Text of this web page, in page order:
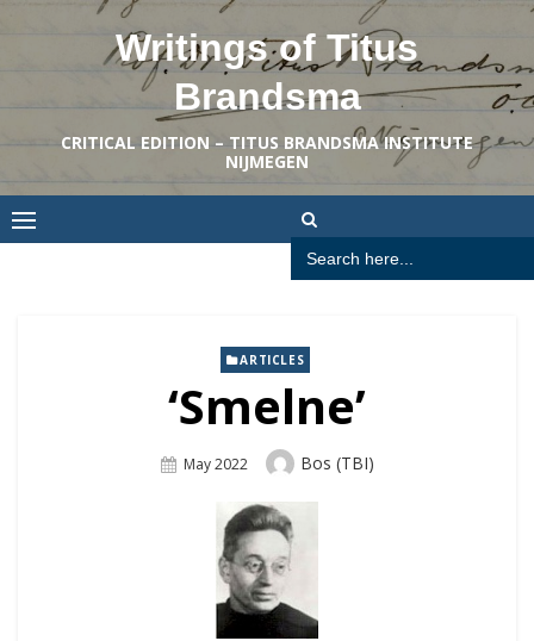
Writings of Titus
Brandsma
CRITICAL EDITION – TITUS BRANDSMA INSTITUTE
NIJMEGEN
Search
for:
ARTICLES
‘Smelne’
Posted
May 2022 Author
Bos (TBI)